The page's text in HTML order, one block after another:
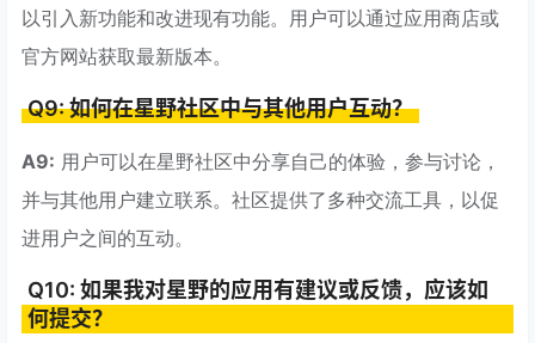
以引入新功能和改进现有功能。用户可以通过应用商店或
官方网站获取最新版本。
Q9: 如何在星野社区中与其他用户互动？
A9: 用户可以在星野社区中分享自己的体验，参与讨论，
并与其他用户建立联系。社区提供了多种交流工具，以促
进用户之间的互动。
Q10: 如果我对星野的应用有建议或反馈，应该如
何提交？